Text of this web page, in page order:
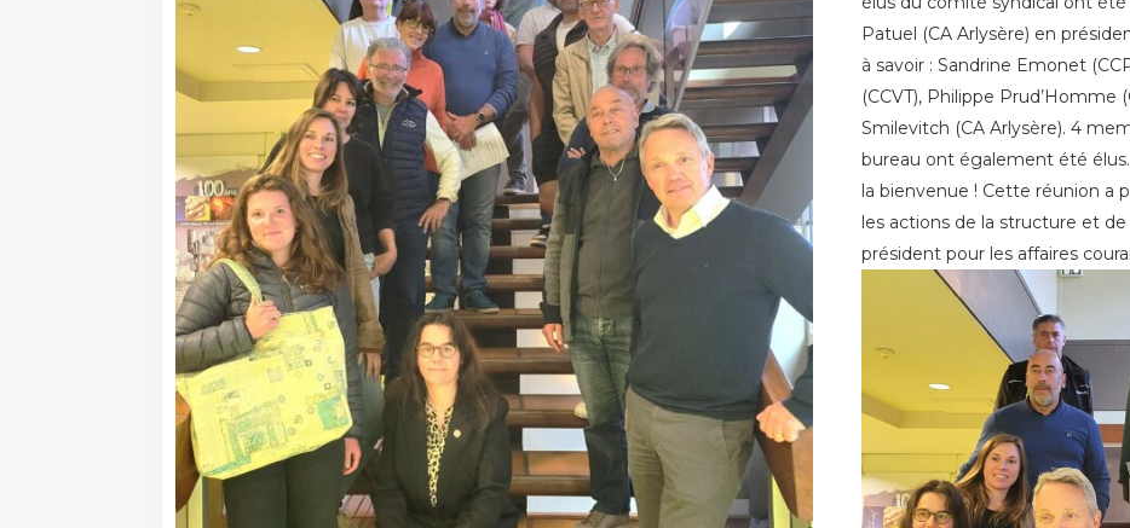
Patuel (CA Arlysère) en
à savoir : Sandrine Emonet
(CCVT), Philippe Prud’Homme
Smilevitch (CA Arlysère). 4
bureau ont également été
la bienvenue ! Cette réunion a
les actions de la structure et
président pour les affaires